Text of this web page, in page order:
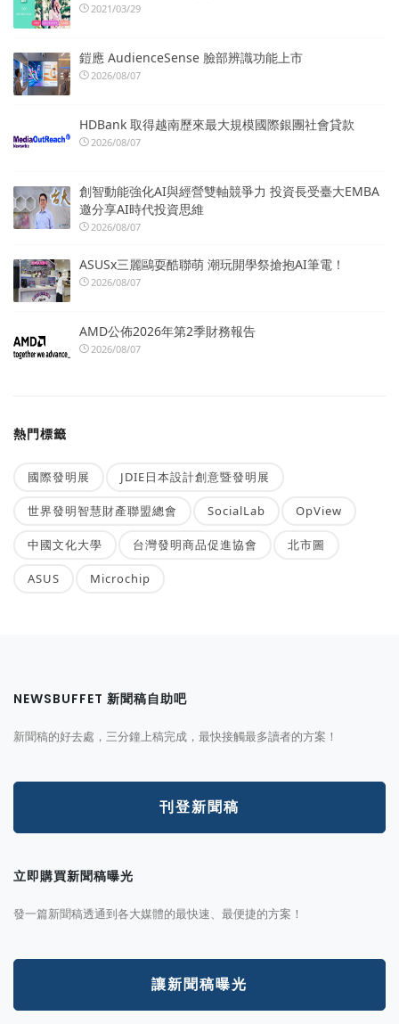
2021/03/29
鎧應 AudienceSense 臉部辨識功能上市
2026/08/07
HDBank 取得越南歷來最大規模國際銀團社會貸款
2026/08/07
創智動能強化AI與經營雙軸競爭力 投資長受臺大EMBA
邀分享AI時代投資思維
2026/08/07
ASUSx三麗鷗耍酷聯萌 潮玩開學祭搶抱AI筆電！
2026/08/07
AMD公佈2026年第2季財務報告
2026/08/07
熱門標籤
國際發明展 JDIE日本設計創意暨發明展
世界發明智慧財產聯盟總會 SocialLab OpView
中國文化大學 台灣發明商品促進協會 北市圖
ASUS Microchip
NEWSBUFFET 新聞稿自助吧
新聞稿的好去處，三分鐘上稿完成，最快接觸最多讀者的方案！
刊登新聞稿
立即購買新聞稿曝光
發一篇新聞稿透通到各大媒體的最快速、最便捷的方案！
讓新聞稿曝光